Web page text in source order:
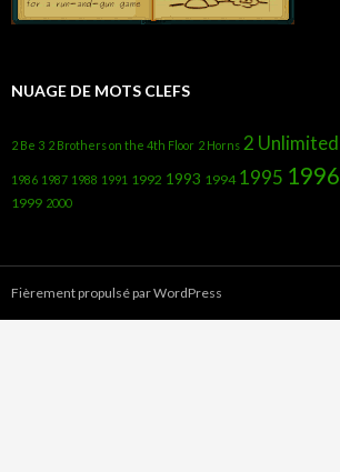
NUAGE DE MOTS CLEFS
2 Be 3 2 Brothers on the 4th Floor 2 Horns 2 Unlimited
1986 1987 1988 1991 1992 1993 1994 1995 1996
1999 2000
Fièrement propulsé par WordPress